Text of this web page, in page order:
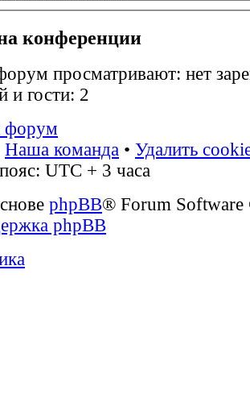
конференции
просматривают: нет
и гости: 2
форум
Наша команда • Удалить
UTC + 3 часа
phpBB® Forum
phpBB